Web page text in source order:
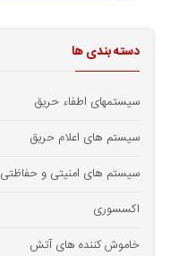
دسته بندی ها
سیستمهای اطفاء حریق
سیستم های اعلام حریق
سیستم های امنیتی و حفاظتی
اکسسوری
خاموش کننده های آتش